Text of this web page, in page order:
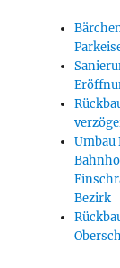
Umbau
Bezirk